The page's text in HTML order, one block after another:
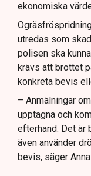
ekonomiska
utredas som
polisen ska
krävs att brottet
konkreta bevis
– Anmälningar
upptagna och
efterhand. Det är
även använder
bevis, säger